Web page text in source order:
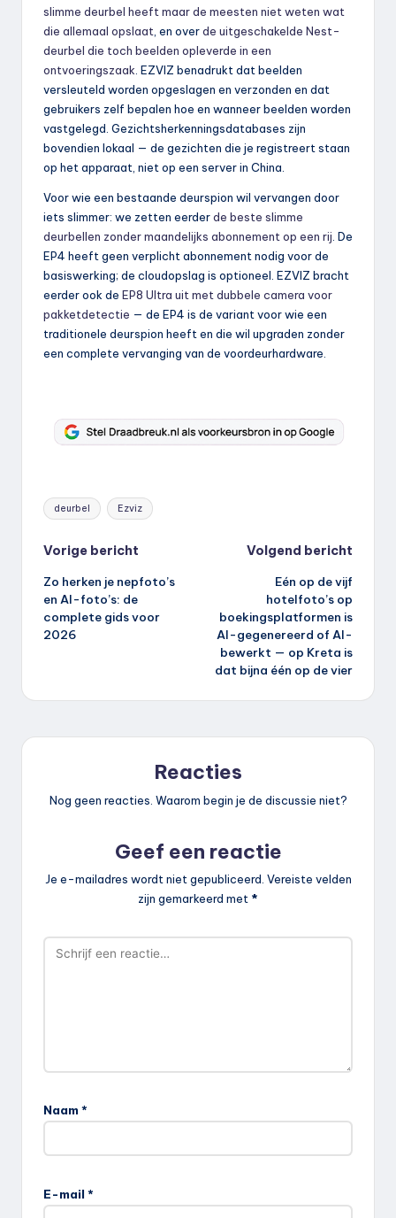
slimme deurbel heeft maar de meesten niet weten wat
die allemaal opslaat , en overde uitgeschakelde Nest-
deurbel die toch beelden opleverde in een
ontvoeringszaak . EZVIZ benadrukt dat beelden
versleuteld worden opgeslagen en verzonden en dat
gebruikers zelf bepalen hoe en wanneer beelden worden
vastgelegd. Gezichtsherkenningsdatabases zijn
bovendien lokaal — de gezichten die je registreert staan
op het apparaat, niet op een server in China.
Voor wie een bestaande deurspion wil vervangen door
iets slimmer: we zetten eerderde beste slimme
deurbellen zonder maandelijks abonnement op een rij . De
EP4 heeft geen verplicht abonnement nodig voor de
basiswerking; de cloudopslag is optioneel. EZVIZ bracht
eerder ook de EP8 Ultra uit met dubbele camera voor
pakketdetectie — de EP4 is de variant voor wie een
traditionele deurspion heeft en die wil upgraden zonder
een complete vervanging van de voordeurhardware.
Tags:
deurbel Ezviz
Bericht
navigatie
Vorige bericht
Zo herken je nepfoto’s
en AI-foto’s: de
complete gids voor
2026
Volgend bericht
Eén op de vijf
hotelfoto’s op
boekingsplatformen is
AI-gegenereerd of AI-
bewerkt — op Kreta is
dat bijna één op de vier
Reacties
Nog geen reacties. Waarom begin je de discussie niet?
Geef een reactie
Je e-mailadres wordt niet gepubliceerd. Vereiste velden
zijn gemarkeerd met *
Naam *
E-mail *